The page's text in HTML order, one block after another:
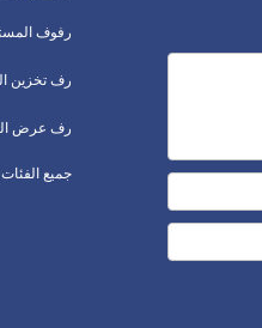
رفوف
رف تخزين
رف عرض
جميع الفئات